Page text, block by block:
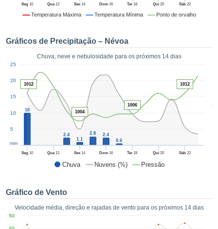
fornecer-
de alta
sem
a
o
no
como
um perfil
CONTINUAR
CONFIGURAÇÕES
Temperatura Máxima Temperatura Mínima Ponto de orvalho
Seg10 Qua12 Sex 14 Dom16 Ter 18 Qui 20 Sáb22
Gráficos de Precipitação – Névoa
Chuva, neve e nebulosidade para os próximos 14 dias
Chuva Nuvens (%) Pressão
50
Seg10 Qua12 Sex 14 Dom16 Ter 18 Qui 20 Sáb22
5
10
15
20
25
mm
10
2.4
1.1
2.8
2.4
0.6
1012
1004
1006
1012
Gráfico de Vento
Velocidade média, direção e rajadas de vento para os próximos 14 dias
50